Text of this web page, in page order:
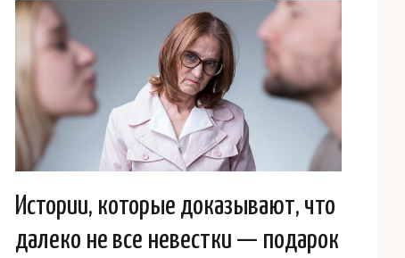
Истории, которые доказывают, что
далеко не все невестки — подарок